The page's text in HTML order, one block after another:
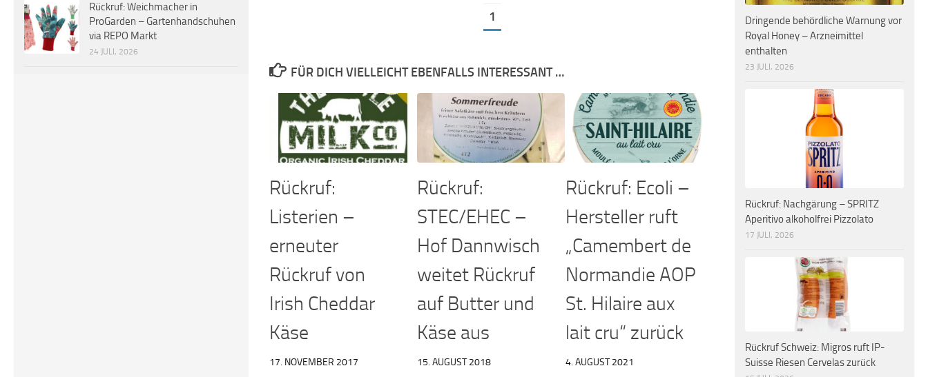
1
FÜR DICH VIELLEICHT EBENFALLS INTERESSANT …
Rückruf:
Listerien –
erneuter
Rückruf von
Irish Cheddar
Käse
17. NOVEMBER 2017
Rückruf:
STEC/EHEC –
Hof Dannwisch
weitet Rückruf
auf Butter und
Käse aus
15. AUGUST 2018
Rückruf: Ecoli –
Hersteller ruft
„Camembert de
Normandie AOP
St. Hilaire aux
lait cru“ zurück
4. AUGUST 2021
Rückruf: Weichmacher in
ProGarden – Gartenhandschuhen
via REPO Markt
24 JULI, 2026
Dringende behördliche Warnung vor
Royal Honey – Arzneimittel
enthalten
23 JULI, 2026
Rückruf: Nachgärung – SPRITZ
Aperitivo alkoholfrei Pizzolato
17 JULI, 2026
Rückruf Schweiz: Migros ruft IP-
Suisse Riesen Cervelas zurück